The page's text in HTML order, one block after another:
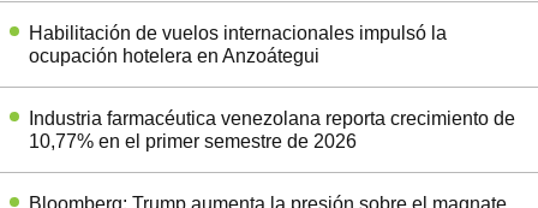
Habilitación de vuelos internacionales impulsó la
ocupación hotelera en Anzoátegui
Industria farmacéutica venezolana reporta crecimiento de
10,77% en el primer semestre de 2026
Bloomberg: Trump aumenta la presión sobre el magnate